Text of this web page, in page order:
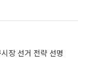
장 선거 전략 선명